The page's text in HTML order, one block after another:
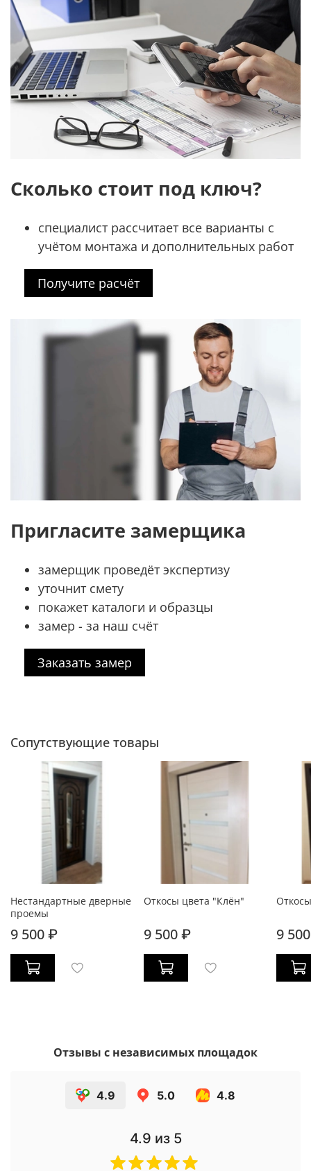
Сколько стоит под ключ?
специалист рассчитает все варианты с
учётом монтажа и дополнительных работ
Получите расчёт
Пригласите замерщика
замерщик проведёт экспертизу
уточнит смету
покажет каталоги и образцы
замер - за наш счёт
Заказать замер
Сопутствующие товары
Нестандартные дверные
проемы
9 500 ₽
Откосы цвета "Клён"
9 500 ₽ 9
Отзывы с независимых площадок
4.9 5.0 4.8
4.9 из 5